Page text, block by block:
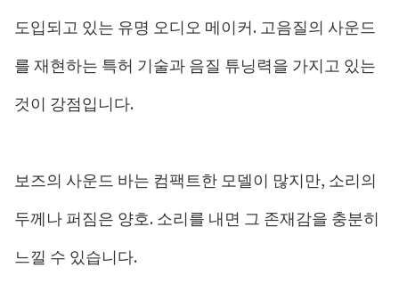
도입되고 있는 유명 오디오 메이커. 고음질의 사운드
를 재현하는 특허 기술과 음질 튜닝력을 가지고 있는
것이 강점입니다.
보즈의 사운드 바는 컴팩트한 모델이 많지만, 소리의
두께나 퍼짐은 양호. 소리를 내면 그 존재감을 충분히
느낄 수 있습니다.